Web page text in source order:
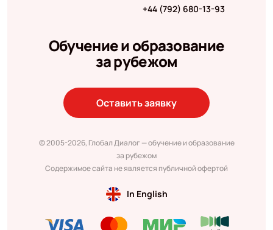
+44 (792) 680-13-93
Обучение и образование
за рубежом
Оставить заявку
© 2005-2026, Глобал Диалог — обучение и образование
за рубежом
Содержимое сайта не является публичной офертой
In English